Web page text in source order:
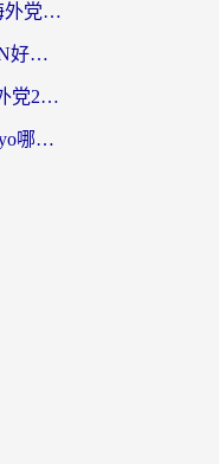
Proton VPN中国能用吗？海外党选回国加速器的避坑指南（附番茄加速器实测）
海外党必看：斧牛和Fly2CN好用吗？3招教你选对回国加速器（附免费试用攻略）
斧牛和OurPlay哪个好？海外党2026亲测：选对加速器，国内资源秒加载
海外党纠结Quickback和Kuyo哪个好？选对回国加速器才能无缝刷国内资源